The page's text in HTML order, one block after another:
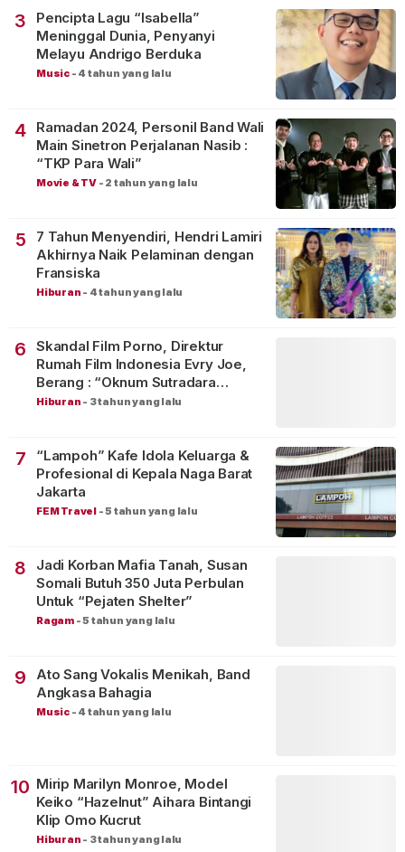
3
Pencipta Lagu “Isabella”
Meninggal Dunia, Penyanyi
Melayu Andrigo Berduka
Music - 4 tahun yang lalu
4
Ramadan 2024, Personil Band Wali
Main Sinetron Perjalanan Nasib :
“TKP Para Wali”
Movie & TV - 2 tahun yang lalu
5
7 Tahun Menyendiri, Hendri Lamiri
Akhirnya Naik Pelaminan dengan
Fransiska
Hiburan - 4 tahun yang lalu
6
Skandal Film Porno, Direktur
Rumah Film Indonesia Evry Joe,
Berang : “Oknum Sutradara
Merusak Perfilman Indonesia”!
Hiburan - 3 tahun yang lalu
7
“Lampoh” Kafe Idola Keluarga &
Profesional di Kepala Naga Barat
Jakarta
FEM Travel -5 tahun yang lalu
8
Jadi Korban Mafia Tanah, Susan
Somali Butuh 350 Juta Perbulan
Untuk “Pejaten Shelter”
Ragam -5 tahun yang lalu
9
Ato Sang Vokalis Menikah, Band
Angkasa Bahagia
Music - 4 tahun yang lalu
10 Mirip Marilyn Monroe, Model
Keiko “Hazelnut” Aihara Bintangi
Klip Omo Kucrut
Hiburan - 3 tahun yang lalu